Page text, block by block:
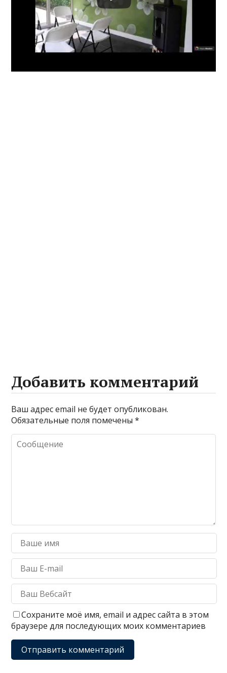
Добавить комментарий
Ваш адрес email не будет опубликован.
Обязательные поля помечены*
Сохраните моё имя, email и адрес сайта в этом
браузере для последующих моих комментариев